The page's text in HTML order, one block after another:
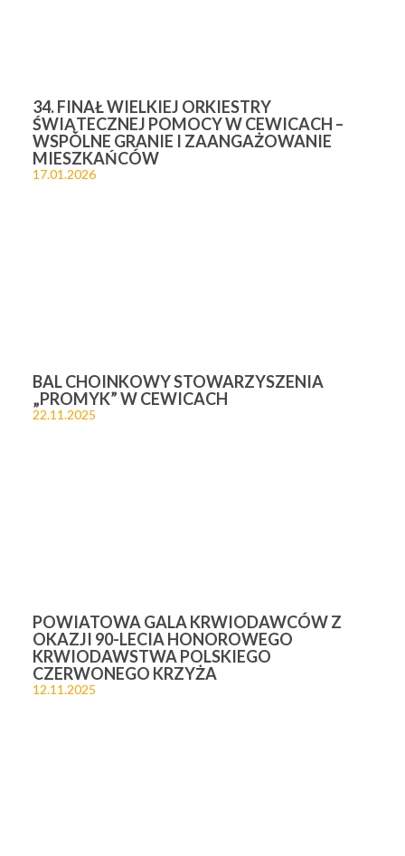
34. FINAŁ WIELKIEJ ORKIESTRY
ŚWIĄTECZNEJ POMOCY W CEWICACH –
WSPÓLNE GRANIE I ZAANGAŻOWANIE
MIESZKAŃCÓW
17.01.2026
BAL CHOINKOWY STOWARZYSZENIA
„PROMYK” W CEWICACH
22.11.2025
POWIATOWA GALA KRWIODAWCÓW Z
OKAZJI 90-LECIA HONOROWEGO
KRWIODAWSTWA POLSKIEGO
CZERWONEGO KRZYŻA
12.11.2025